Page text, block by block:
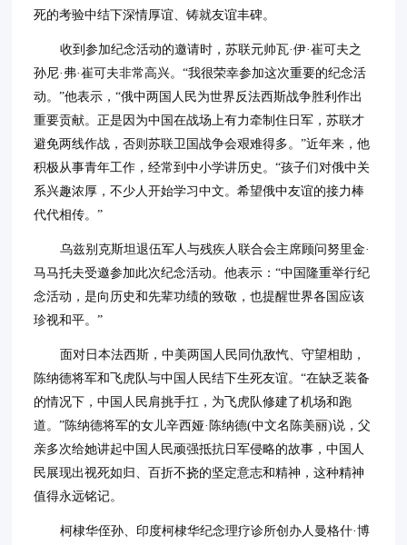
死的考验中结下深情厚谊、铸就友谊丰碑。
收到参加纪念活动的邀请时，苏联元帅瓦·伊·崔可夫之
孙尼·弗·崔可夫非常高兴。“我很荣幸参加这次重要的纪念活
动。”他表示，“俄中两国人民为世界反法西斯战争胜利作出
重要贡献。正是因为中国在战场上有力牵制住日军，苏联才
避免两线作战，否则苏联卫国战争会艰难得多。”近年来，他
积极从事青年工作，经常到中小学讲历史。“孩子们对俄中关
系兴趣浓厚，不少人开始学习中文。希望俄中友谊的接力棒
代代相传。”
乌兹别克斯坦退伍军人与残疾人联合会主席顾问努里金·
马马托夫受邀参加此次纪念活动。他表示：“中国隆重举行纪
念活动，是向历史和先辈功绩的致敬，也提醒世界各国应该
珍视和平。”
面对日本法西斯，中美两国人民同仇敌忾、守望相助，
陈纳德将军和飞虎队与中国人民结下生死友谊。“在缺乏装备
的情况下，中国人民肩挑手扛，为飞虎队修建了机场和跑
道。”陈纳德将军的女儿辛西娅·陈纳德(中文名陈美丽)说，父
亲多次给她讲起中国人民顽强抵抗日军侵略的故事，中国人
民展现出视死如归、百折不挠的坚定意志和精神，这种精神
值得永远铭记。
柯棣华侄孙、印度柯棣华纪念理疗诊所创办人曼格什·博